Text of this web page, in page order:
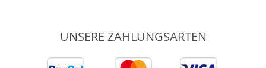
UNSERE ZAHLUNGSARTEN